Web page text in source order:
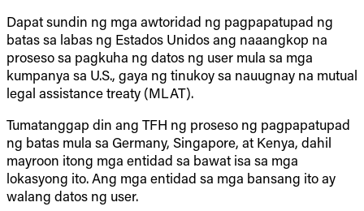
Dapat sundin ng mga awtoridad ng pagpapatupad ng
batas sa labas ng Estados Unidos ang naaangkop na
proseso sa pagkuha ng datos ng user mula sa mga
kumpanya sa U.S., gaya ng tinukoy sa nauugnay na mutual
legal assistance treaty (MLAT).
Tumatanggap din ang TFH ng proseso ng pagpapatupad
ng batas mula sa Germany, Singapore, at Kenya, dahil
mayroon itong mga entidad sa bawat isa sa mga
lokasyong ito. Ang mga entidad sa mga bansang ito ay
walang datos ng user.